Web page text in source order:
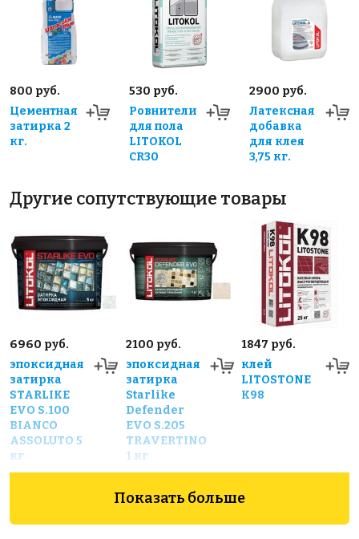
800 руб.
Цементная
затирка 2
кг.
530 руб.
Ровнители
для пола
LITOKOL
CR30
2900 руб.
Латексная
добавка
для клея
3,75 кг.
Другие сопутствующие товары
6960 руб.
эпоксидная
затирка
STARLIKE
EVO S.100
BIANCO
ASSOLUTO 5
кг
2100 руб.
эпоксидная
затирка
Starlike
Defender
EVO S.205
TRAVERTINO
1 кг
1847 руб.
клей
LITOSTONE
K98
Показать больше